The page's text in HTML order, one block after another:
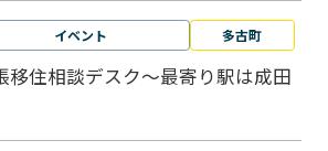
イベント 多古町
移住相談デスク～最寄り駅は成田